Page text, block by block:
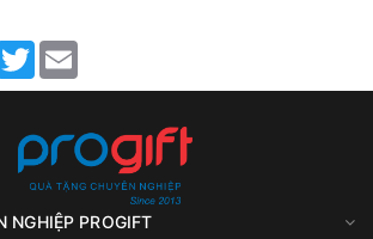
Twitter
NGHIỆP PROGIFT